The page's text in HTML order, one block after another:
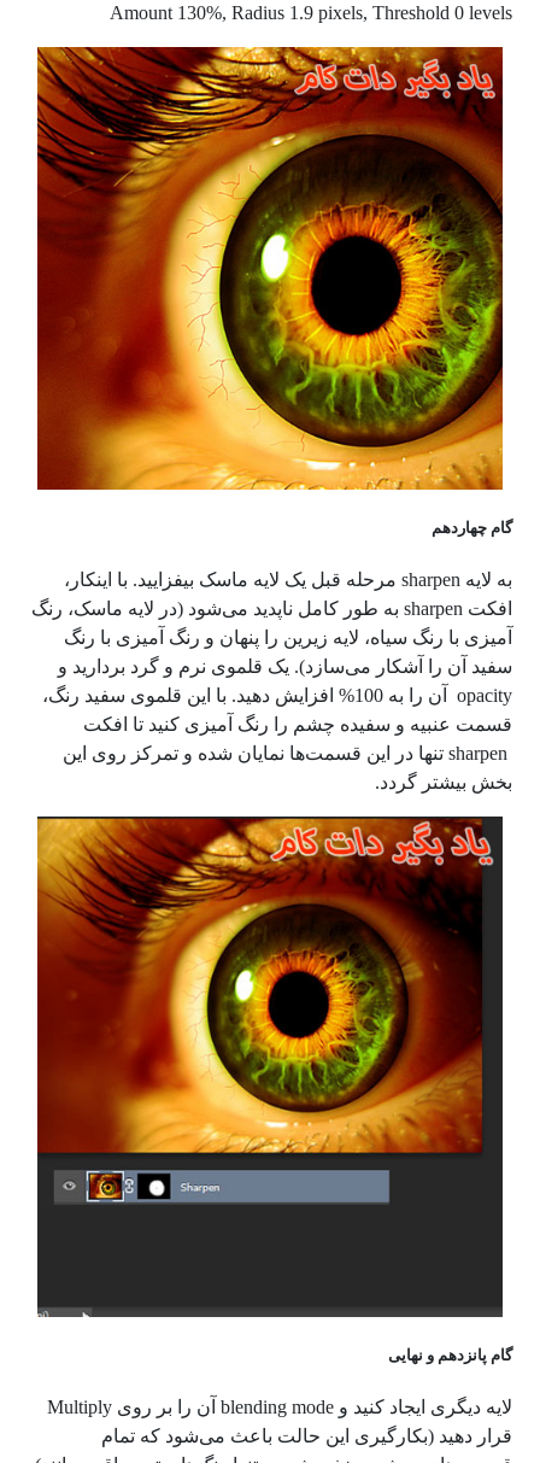
Amount 130%, Radius 1.9 pixels, Threshold 0 levels
گام چهاردهم
به لایه sharpen مرحله قبل یک لایه ماسک بیفزایید. با اینکار،
افکت
به طور کامل ناپدید می‌شود (در لایه ماسک، رنگ
آمیزی با رنگ سیاه، لایه زیرین را پنهان و رنگ آمیزی با رنگ
سفید آن را آشکار می‌سازد). یک قلموی نرم و گرد بردارید و
opacity
آن را به 100%
افزایش دهید. با این قلموی سفید رنگ،
قسمت عنبیه و سفیده چشم را رنگ آمیزی کنید تا افکت
sharpen تنها در این قسمت‌ها نمایان شده و تمرکز روی این
بخش بیشتر گردد.
گام پانزدهم و نهایی
لایه دیگری ایجاد کنید و آن را بر روی
قرار دهید (بکارگیری این حالت باعث می‌شود که تمام